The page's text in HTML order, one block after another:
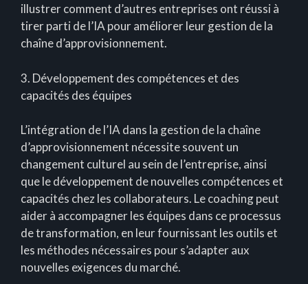
illustrer comment d’autres entreprises ont réussi à
tirer parti de l’IA pour améliorer leur gestion de la
chaîne d’approvisionnement.
3. Développement des compétences et des
capacités des équipes
L’intégration de l’IA dans la gestion de la chaîne
d’approvisionnement nécessite souvent un
changement culturel au sein de l’entreprise, ainsi
que le développement de nouvelles compétences et
capacités chez les collaborateurs. Le coaching peut
aider à accompagner les équipes dans ce processus
de transformation, en leur fournissant les outils et
les méthodes nécessaires pour s’adapter aux
nouvelles exigences du marché.